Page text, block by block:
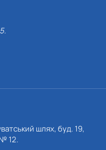
шлях, буд. 19,
12.